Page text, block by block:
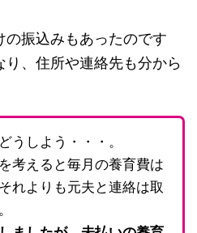
振込みもあったのです
、住所や連絡先も分から
うしよう・・・。
考えると毎月の養育費は
れよりも元夫と連絡は取